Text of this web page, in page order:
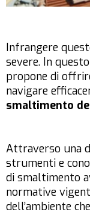
Infrangere
severe. In
propone di
navigare
smaltimento
Attraverso una
strumenti e
di smaltimento
normative
dell’ambiente